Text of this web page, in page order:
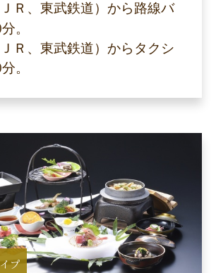
Ｒ、東武鉄道）から路線バ
。
Ｒ、東武鉄道）からタクシ
。
プ